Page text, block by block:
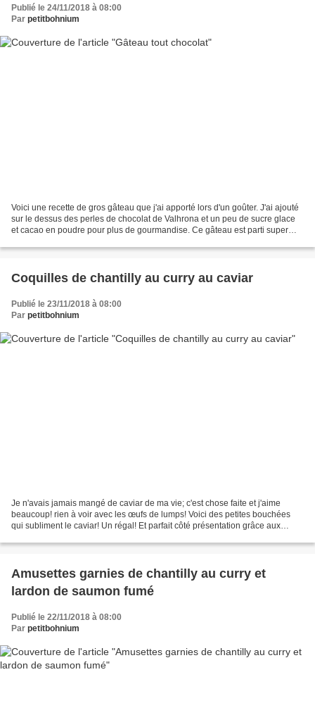
Publié le 24/11/2018 à 08:00
Par petitbohnium
Voici une recette de gros gâteau que j'ai apporté lors d'un goûter. J'ai ajouté
sur le dessus des perles de chocolat de Valhrona et un peu de sucre glace
et cacao en poudre pour plus de gourmandise. Ce gâteau est parti super
Coquilles de chantilly au curry au caviar
Publié le 23/11/2018 à 08:00
Par petitbohnium
Je n'avais jamais mangé de caviar de ma vie; c'est chose faite et j'aime
beaucoup! rien à voir avec les œufs de lumps! Voici des petites bouchées
qui subliment le caviar! Un régal! Et parfait côté présentation grâce aux
Amusettes garnies de chantilly au curry et
lardon de saumon fumé
Publié le 22/11/2018 à 08:00
Par petitbohnium